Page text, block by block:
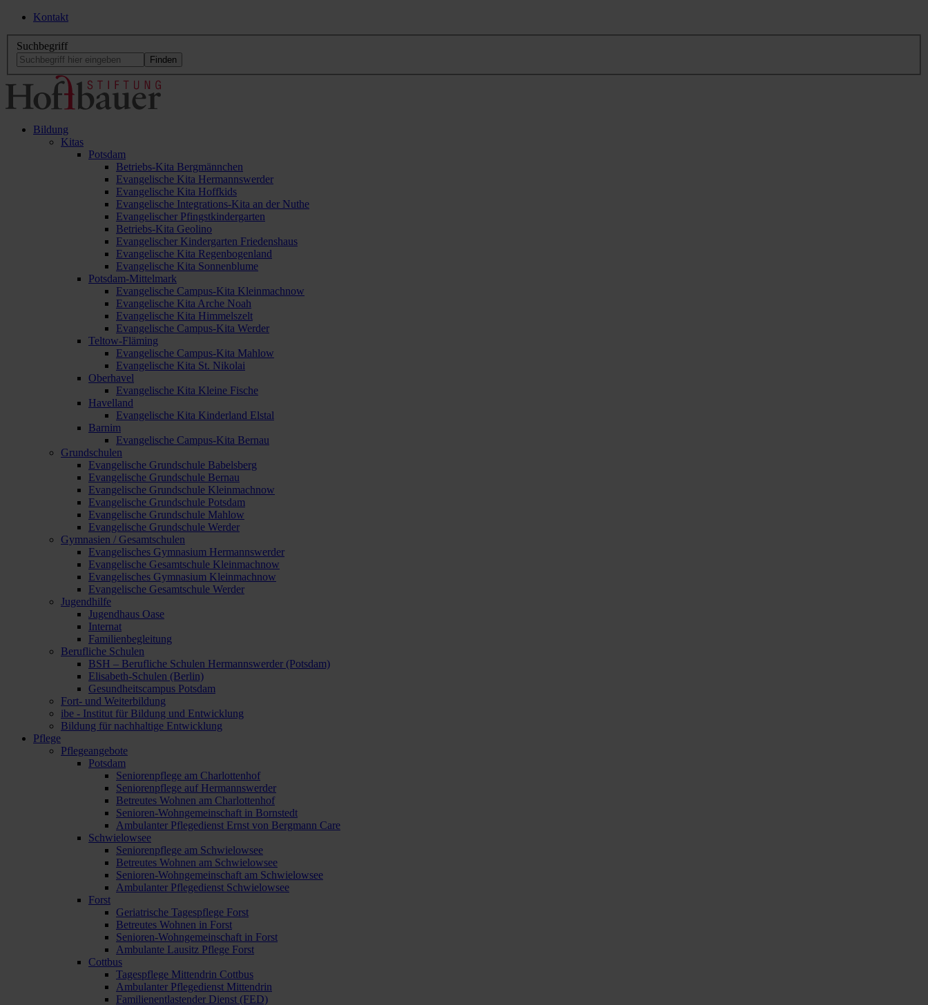
Kontakt
Suchbegriff
Bildung
Kitas
Potsdam
Betriebs-Kita Bergmännchen
Evangelische Kita Hermannswerder
Evangelische Kita Hoffkids
Evangelische Integrations-Kita an der Nuthe
Evangelischer Pfingstkindergarten
Betriebs-Kita Geolino
Evangelischer Kindergarten Friedenshaus
Evangelische Kita Regenbogenland
Evangelische Kita Sonnenblume
Potsdam-Mittelmark
Evangelische Campus-Kita Kleinmachnow
Evangelische Kita Arche Noah
Evangelische Kita Himmelszelt
Evangelische Campus-Kita Werder
Teltow-Fläming
Evangelische Campus-Kita Mahlow
Evangelische Kita St. Nikolai
Oberhavel
Evangelische Kita Kleine Fische
Havelland
Evangelische Kita Kinderland Elstal
Barnim
Evangelische Campus-Kita Bernau
Grundschulen
Evangelische Grundschule Babelsberg
Evangelische Grundschule Bernau
Evangelische Grundschule Kleinmachnow
Evangelische Grundschule Potsdam
Evangelische Grundschule Mahlow
Evangelische Grundschule Werder
Gymnasien / Gesamtschulen
Evangelisches Gymnasium Hermannswerder
Evangelische Gesamtschule Kleinmachnow
Evangelisches Gymnasium Kleinmachnow
Evangelische Gesamtschule Werder
Jugendhilfe
Jugendhaus Oase
Internat
Familienbegleitung
Berufliche Schulen
BSH – Berufliche Schulen Hermannswerder (Potsdam)
Elisabeth-Schulen (Berlin)
Gesundheitscampus Potsdam
Fort- und Weiterbildung
ibe - Institut für Bildung und Entwicklung
Bildung für nachhaltige Entwicklung
Pflege
Pflegeangebote
Potsdam
Seniorenpflege am Charlottenhof
Seniorenpflege auf Hermannswerder
Betreutes Wohnen am Charlottenhof
Senioren-Wohngemeinschaft in Bornstedt
Ambulanter Pflegedienst Ernst von Bergmann Care
Schwielowsee
Seniorenpflege am Schwielowsee
Betreutes Wohnen am Schwielowsee
Senioren-Wohngemeinschaft am Schwielowsee
Ambulanter Pflegedienst Schwielowsee
Forst
Geriatrische Tagespflege Forst
Betreutes Wohnen in Forst
Senioren-Wohngemeinschaft in Forst
Ambulante Lausitz Pflege Forst
Cottbus
Tagespflege Mittendrin Cottbus
Ambulanter Pflegedienst Mittendrin
Familienentlastender Dienst (FED)